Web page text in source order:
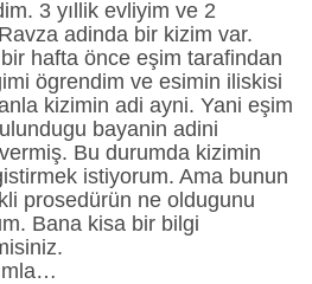
3 yıllik evliyim ve 2
adinda bir kizim var.
hafta önce eşim tarafindan
ögrendim ve esimin iliskisi
kizimin adi ayni. Yani eşim
bayanin adini
Bu durumda kizimin
istiyorum. Ama bunun
prosedürün ne oldugunu
Bana kisa bir bilgi